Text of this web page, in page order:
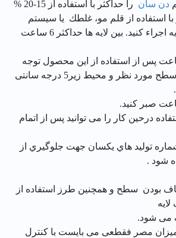
دن سان
را حداکثر با استفاده از 15-20 %
استفاده از قلم مو، غلطك یا سیستم
پاششی به صورت 2 لایه اجراء کنید. بین لایه ها حداکثر 6 ساعت
حین و طی 24 ساعت پس از استفاده از این محصول توجه
داشته باشید که دمای سطح مورد نظر و محیط زیر5 درجه سانتی
درحین کار را می توانید پس از اتمام
توليد هاي يكسان جهت جلوگيري از
شود .
بودن سطح و همچنین طرز استفاده از
مصر فقطعی می بایست با کنترل